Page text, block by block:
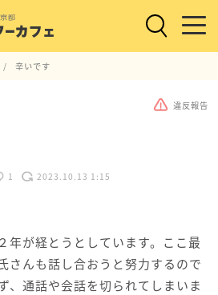
辛いです
違反報告
1 2023.10.13 1:15
年が経とうとしています。ここ最
さんも話し合おうと努力するので
、通話や会話を切られてしまいま